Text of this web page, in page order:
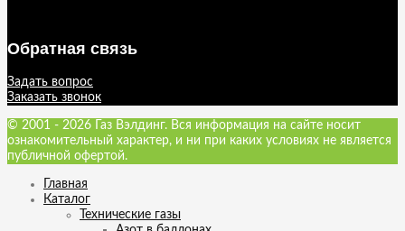
Обратная связь
Задать вопрос
Заказать звонок
© 2001 - 2026 Газ Вэлдинг. Вся информация на сайте носит
ознакомительный характер, и ни при каких условиях не является
публичной офертой.
Главная
Каталог
Технические газы